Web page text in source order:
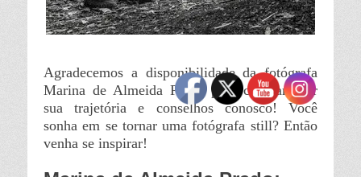
Agradecemos a disponibilidade da fotógrafa
Marina de Almeida Prado para compartilhar
sua trajetória e conselhos conosco! Você
sonha em se tornar uma fotógrafa still? Então
venha se inspirar!